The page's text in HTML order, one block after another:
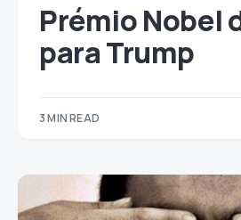
Prémio Nobel
para Trump
3 MIN READ